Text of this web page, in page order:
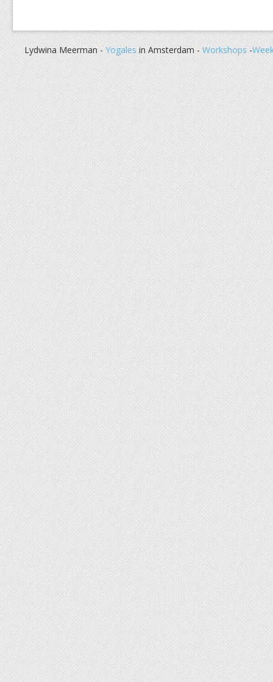
Lydwina Meerman - Yogales in Amsterdam - Workshops -